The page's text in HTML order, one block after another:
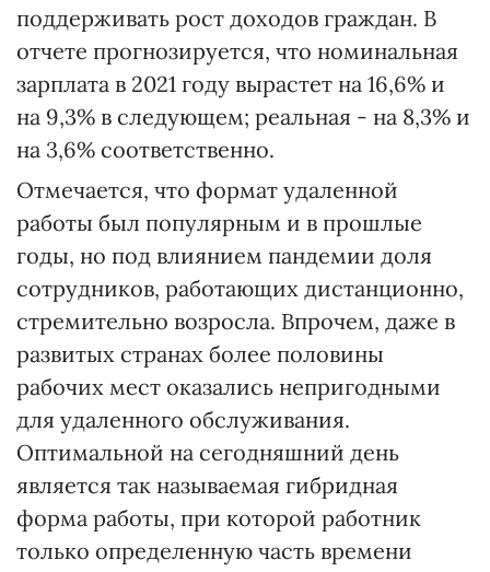
поддерживать рост доходов граждан. В
отчете прогнозируется, что номинальная
зарплата в 2021 году вырастет на 16,6% и
на 9,3% в следующем; реальная - на 8,3% и
на 3,6% соответственно.
Отмечается, что формат удаленной
работы был популярным и в прошлые
годы, но под влиянием пандемии доля
сотрудников, работающих дистанционно,
стремительно возросла. Впрочем, даже в
развитых странах более половины
рабочих мест оказались непригодными
для удаленного обслуживания.
Оптимальной на сегодняшний день
является так называемая гибридная
форма работы, при которой работник
только определенную часть времени